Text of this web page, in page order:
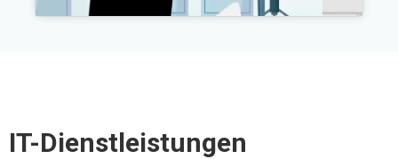
IT-Dienstleistungen